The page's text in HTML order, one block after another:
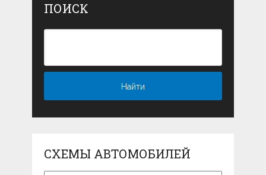
ПОИСК
СХЕМЫ АВТОМОБИЛЕЙ